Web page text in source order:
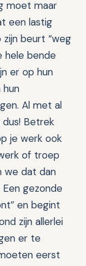
moet maar
een lastig
beurt “weg
hele bende
er op hun
Al met al
Betrek
je werk ook
of troep
we dat dan
gezonde
en begint
zijn allerlei
er te
eerst